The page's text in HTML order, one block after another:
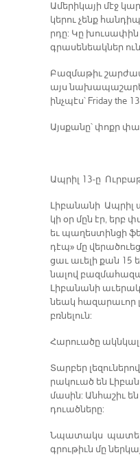
Ա­մե­րի­կա­յի մէջ
կե­րու չենք
րդը: Կը խու­սա­փին
գրա­սե­նեակ­ներ
Բազ­մա­թիւ
այս
ինչ­պէս՝ Friday the
Այս­քա­նը՝ փոքր
Ապ­րիլ 13-ը
Լի­բա­նա­նի Ապ­րիլ
կի օր մըն էր, երբ
եւ պա­ղես­տին­ցի
դէպ» մը
ցաւ ա­ւե­լի քան
նա­լով
Լի­բա­նա­նի
նեակ հա­զա­րա­ւոր
բռնե­լուն:
Հա­րուա­ծը
Տար­բեր
րա­կուած են
մա­սին: Ան­հա­շիւ են
դուած­նե­րը:
Նպա­տակս
գրու­թիւն մը